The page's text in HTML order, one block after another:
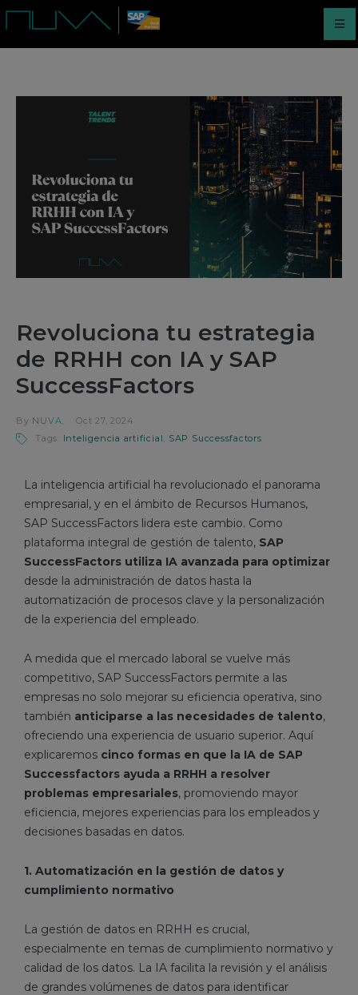
Revoluciona tu estrategia
de RRHH con IA y SAP
SuccessFactors
By NUVA
Oct 27, 2024
Tags: Inteligencia artificial, SAP Successfactors
La inteligencia artificial ha revolucionado el panorama
empresarial, y en el ámbito de Recursos Humanos,
SAP SuccessFactors lidera este cambio. Como
plataforma integral de gestión de talento, SAP
SuccessFactors utiliza IA avanzada para optimizar
desde la administración de datos hasta la
automatización de procesos clave y la personalización
de la experiencia del empleado.
A medida que el mercado laboral se vuelve más
competitivo, SAP SuccessFactors permite a las
empresas no solo mejorar su eficiencia operativa, sino
también anticiparse a las necesidades de talento,
ofreciendo una experiencia de usuario superior. Aquí
explicaremos cinco formas en que la IA de SAP
Successfactors ayuda a RRHH a resolver
problemas empresariales, promoviendo mayor
eficiencia, mejores experiencias para los empleados y
decisiones basadas en datos.
1. Automatización en la gestión de datos y
cumplimiento normativo
La gestión de datos en RRHH es crucial,
especialmente en temas de cumplimiento normativo y
calidad de los datos. La IA facilita la revisión y el análisis
de grandes volúmenes de datos para identificar